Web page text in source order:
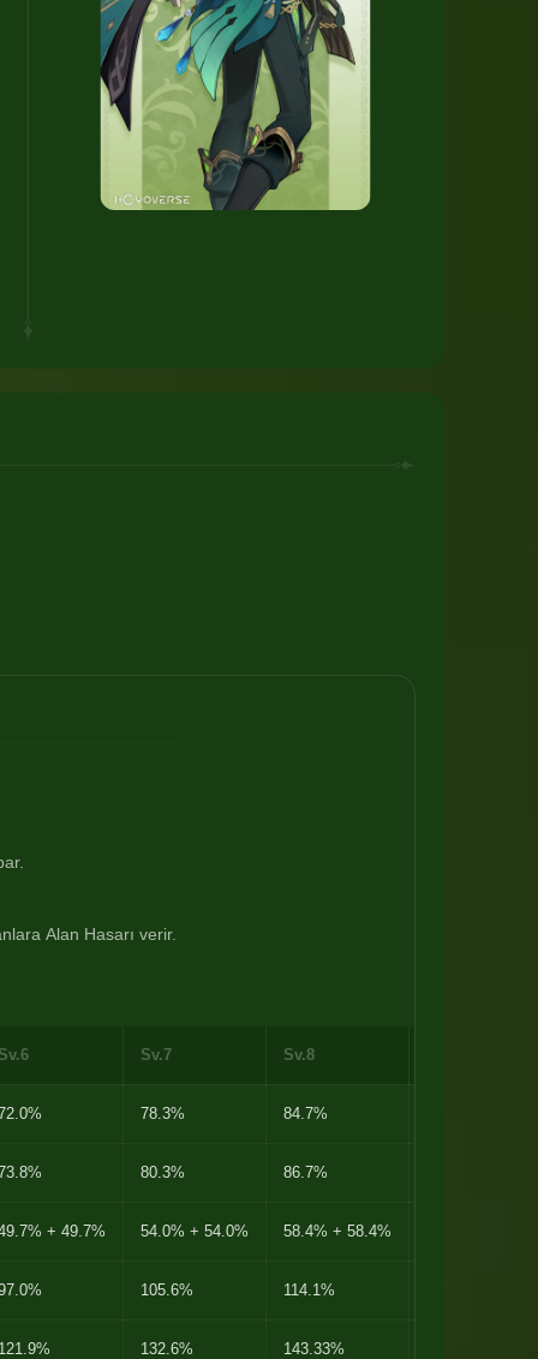
Alan Hasarı verir.
Sv.7 Sv.8
78.3% 84.7%
80.3% 86.7%
+ 49.7% 54.0% + 54.0% 58.4% + 58.4%
105.6% 114.1%
132.6% 143.33%